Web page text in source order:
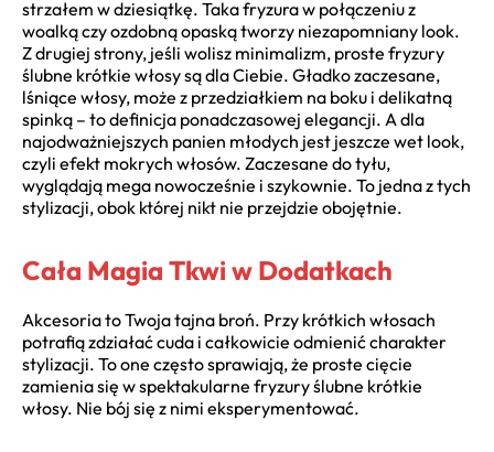
strzałem w dziesiątkę. Taka fryzura w połączeniu z
woalką czy ozdobną opaską tworzy niezapomniany look.
Z drugiej strony, jeśli wolisz minimalizm, proste fryzury
ślubne krótkie włosy są dla Ciebie. Gładko zaczesane,
lśniące włosy, może z przedziałkiem na boku i delikatną
spinką – to definicja ponadczasowej elegancji. A dla
najodważniejszych panien młodych jest jeszcze wet look,
czyli efekt mokrych włosów. Zaczesane do tyłu,
wyglądają mega nowocześnie i szykownie. To jedna z tych
stylizacji, obok której nikt nie przejdzie obojętnie.
Cała Magia Tkwi w Dodatkach
Akcesoria to Twoja tajna broń. Przy krótkich włosach
potrafią zdziałać cuda i całkowicie odmienić charakter
stylizacji. To one często sprawiają, że proste cięcie
zamienia się w spektakularne fryzury ślubne krótkie
włosy. Nie bój się z nimi eksperymentować.